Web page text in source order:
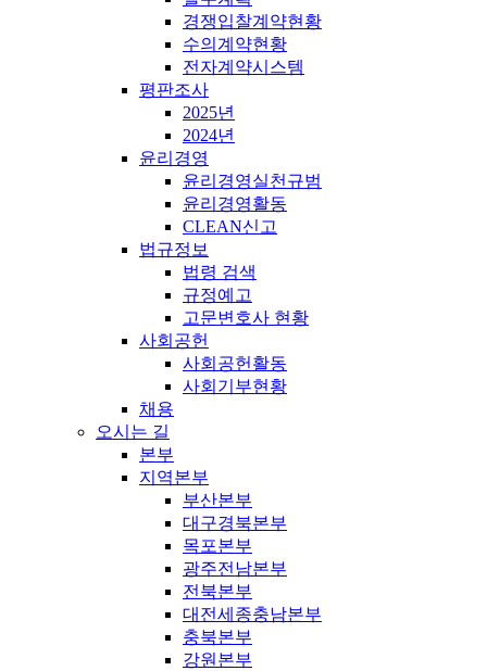
경쟁입찰계약현황
수의계약현황
전자계약시스템
평판조사
2025년
2024년
윤리경영
윤리경영실천규범
윤리경영활동
CLEAN신고
법규정보
법령 검색
규정예고
고문변호사 현황
사회공헌
사회공헌활동
사회기부현황
채용
오시는 길
본부
지역본부
부산본부
대구경북본부
목포본부
광주전남본부
전북본부
대전세종충남본부
충북본부
강원본부